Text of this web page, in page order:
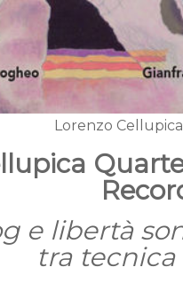
Lorenzo
e libertà
tra